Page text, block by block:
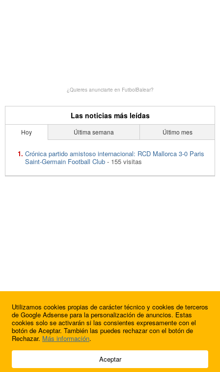
¿Quieres anunciarte en FutbolBalear?
Las noticias más leídas
Hoy Última semana Último mes
Crónica partido amistoso internacional: RCD Mallorca 3-0 Paris
Saint-Germain Football Club - 155 visitas
© 2009 - 2026 Soluciones Corporativas IP, SL.
Utilizamos cookies propias de carácter técnico y cookies de terceros
de Google Adsense para la personalización de anuncios. Estas
cookies solo se activarán si las consientes expresamente con el
botón de Aceptar. También las puedes rechazar con el botón de
Rechazar. Más información.
Aceptar